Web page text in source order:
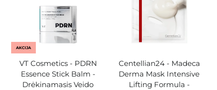
AKCIJA
VT Cosmetics - PDRN
Essence Stick Balm -
Drėkinamasis Veido
Centellian24 - Madeca
Derma Mask Intensive
Lifting Formula -